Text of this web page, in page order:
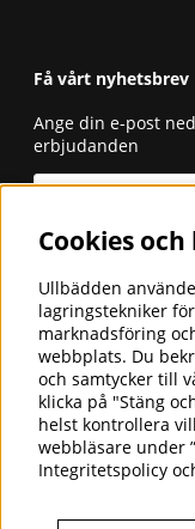
Få vårt nyhetsbrev
Ange din e-post
erbjudanden
ULLBÄDDEN -
Ullbädden AB är
importerar och
cashmere-, camel-,
merinoull för en
sömn.
Hos oss hittar du
stolsdynor,
Cookies
Ullbädden
lagringstekniker
marknadsföring
webbplats. Du
och samtycker till
klicka på "Stäng
helst kontrollera
webbläsare under
Integritetspolicy